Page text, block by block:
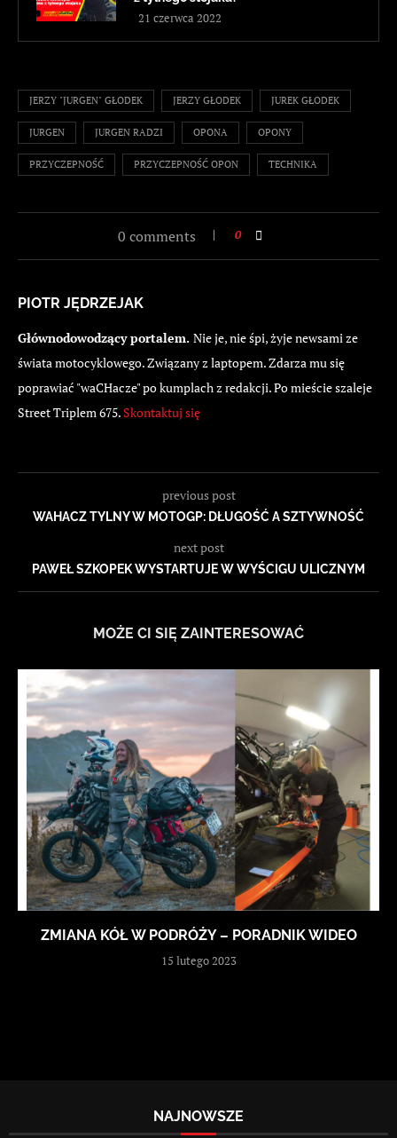
21 czerwca 2022
JERZY "JURGEN" GŁODEK JERZY GŁODEK JUREK GŁODEK
JURGEN JURGEN RADZI OPONA OPONY
PRZYCZEPNOŚĆ PRZYCZEPNOŚĆ OPON TECHNIKA
0 comments 0
PIOTR JĘDRZEJAK
Głównodowodzący portalem. Nie je, nie śpi, żyje newsami ze
świata motocyklowego. Związany z laptopem. Zdarza mu się
poprawiać "waCHacze" po kumplach z redakcji. Po mieście szaleje
Street Triplem 675. Skontaktuj się
previous post
WAHACZ TYLNY W MOTOGP: DŁUGOŚĆ A SZTYWNOŚĆ
next post
PAWEŁ SZKOPEK WYSTARTUJE W WYŚCIGU ULICZNYM
MOŻE CI SIĘ ZAINTERESOWAĆ
ZMIANA KÓŁ W PODRÓŻY – PORADNIK WIDEO
15 lutego 2023
NAJNOWSZE